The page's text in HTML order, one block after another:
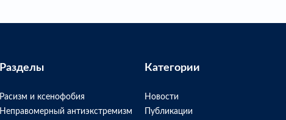
Разделы
Расизм и ксенофобия
Неправомерный антиэкстремизм
Категории
Новости
Публикации